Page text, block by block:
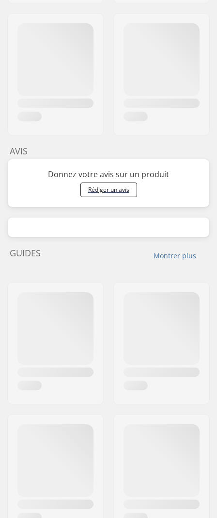
AVIS
Donnez votre avis sur un produit
Rédiger un avis
Montrer plus
GUIDES